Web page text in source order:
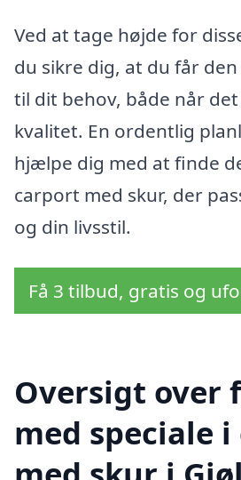
Ved at tage højde for
du sikre dig, at du får
til dit behov, både når
kvalitet. En ordentlig
hjælpe dig med at finde
carport med skur, der
og din livsstil.
Få 3 tilbud, gratis og
Oversigt over
med speciale